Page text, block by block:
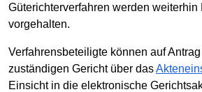
Güterichterverfahren werden weiterhin
vorgehalten.
Verfahrensbeteiligte können auf
zuständigen Gericht über das
Einsicht in die elektronische